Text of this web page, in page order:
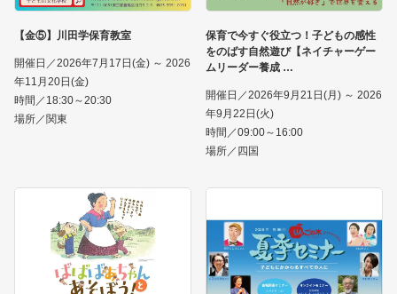
【金⑤】川田学保育教室
開催日／2026年7月17日(金) ～ 2026
年11月20日(金)
時間／18:30～20:30
場所／関東
保育で今すぐ役立つ！子どもの感性
をのばす自然遊び【ネイチャーゲー
ムリーダー養成
開催日／2026年9月21日(月) ～ 2026
年9月22日(火)
時間／09:00～16:00
場所／四国